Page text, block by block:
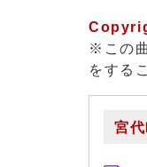
※この
をする
宮